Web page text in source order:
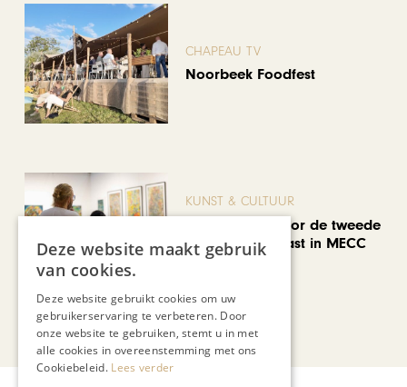
CHAPEAU TV
Noorbeek Foodfest
KUNST & CULTUUR
EuropArtFair voor de tweede
keer op rij te gast in MECC
Maastricht
Bekijk alle artikelen
Deze website maakt gebruik
van cookies.
Deze website gebruikt cookies om uw
gebruikerservaring te verbeteren. Door
onze website te gebruiken, stemt u in met
alle cookies in overeenstemming met ons
Cookiebeleid. Lees verder